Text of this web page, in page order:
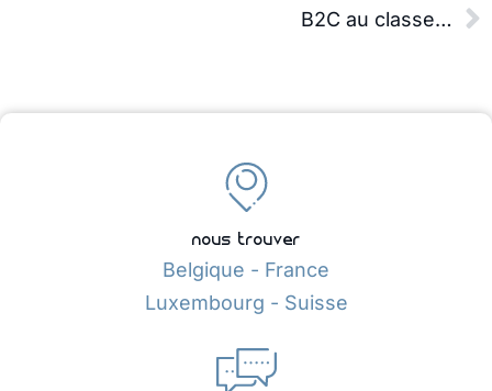
B2C au classement du Trends Gazelles 2022
nous trouver
Belgique - France
Luxembourg - Suisse